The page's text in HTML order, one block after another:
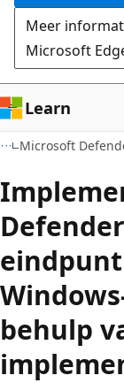
Meer
Microsoft
Learn
Microsoft
Defender
behulp